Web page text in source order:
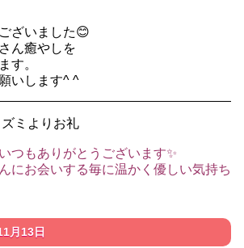
ざいました😊
ん癒やしを
す。
いします^ ^
ミよりお礼
つもありがとうございます✨
にお会いする毎に温かく優しい気持ち
月13日